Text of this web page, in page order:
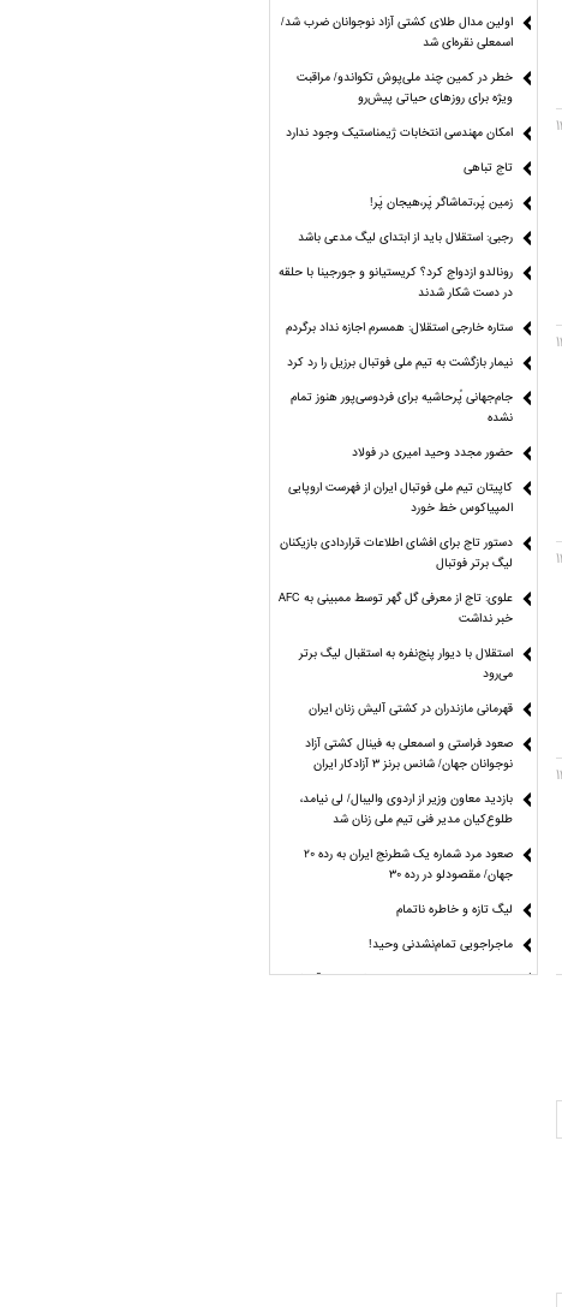
اولین مدال طلای کشتی آزاد نوجوانان ضرب شد/
اسمعلی نقره‌ای شد
خطر در کمین چند ملی‌پوش تکواندو/ مراقبت
ویژه برای روزهای حیاتی پیش‌رو
امکان مهندسی انتخابات ژیمناستیک وجود ندارد
تاج تباهی
زمین پَر،تماشاگر پَر،هیجان پَر!
رجبی: استقلال باید از ابتدای لیگ مدعی باشد
رونالدو ازدواج کرد؟ کریستیانو و جورجینا با حلقه
در دست شکار شدند
ستاره خارجی استقلال: همسرم اجازه نداد برگردم
نیمار بازگشت به تیم ملی فوتبال برزیل را رد کرد
جام‌جهانی پُرحاشیه برای فردوسی‌پور هنوز تمام
نشده
حضور مجدد وحید امیری در فولاد
کاپیتان تیم ملی فوتبال ایران از فهرست اروپایی
المپیاکوس خط خورد
دستور تاج برای افشای اطلاعات قراردادی بازیکنان
لیگ برتر فوتبال
علوی: تاج از معرفی گل گهر توسط ممبینی به AFC
خبر نداشت
استقلال با دیوار پنج‌نفره به استقبال لیگ برتر
می‌رود
قهرمانی مازندران در کشتی آلیش زنان ایران
صعود فراستی و اسمعلی به فینال کشتی آزاد
نوجوانان جهان/ شانس برنز ۳ آزادکار ایران
بازدید معاون وزیر از اردوی والیبال/ لی نیامد،
طلوع‌کیان مدیر فنی تیم ملی زنان شد
صعود مرد شماره یک شطرنج ایران به رده ۲۰
جهان/ مقصودلو در رده ۳۰
لیگ تازه و خاطره ناتمام
ماجراجویی تمام‌نشدنی وحید!
مراغه چیان: استقلال هنوز با ترکیب ایده‌آل فاصله